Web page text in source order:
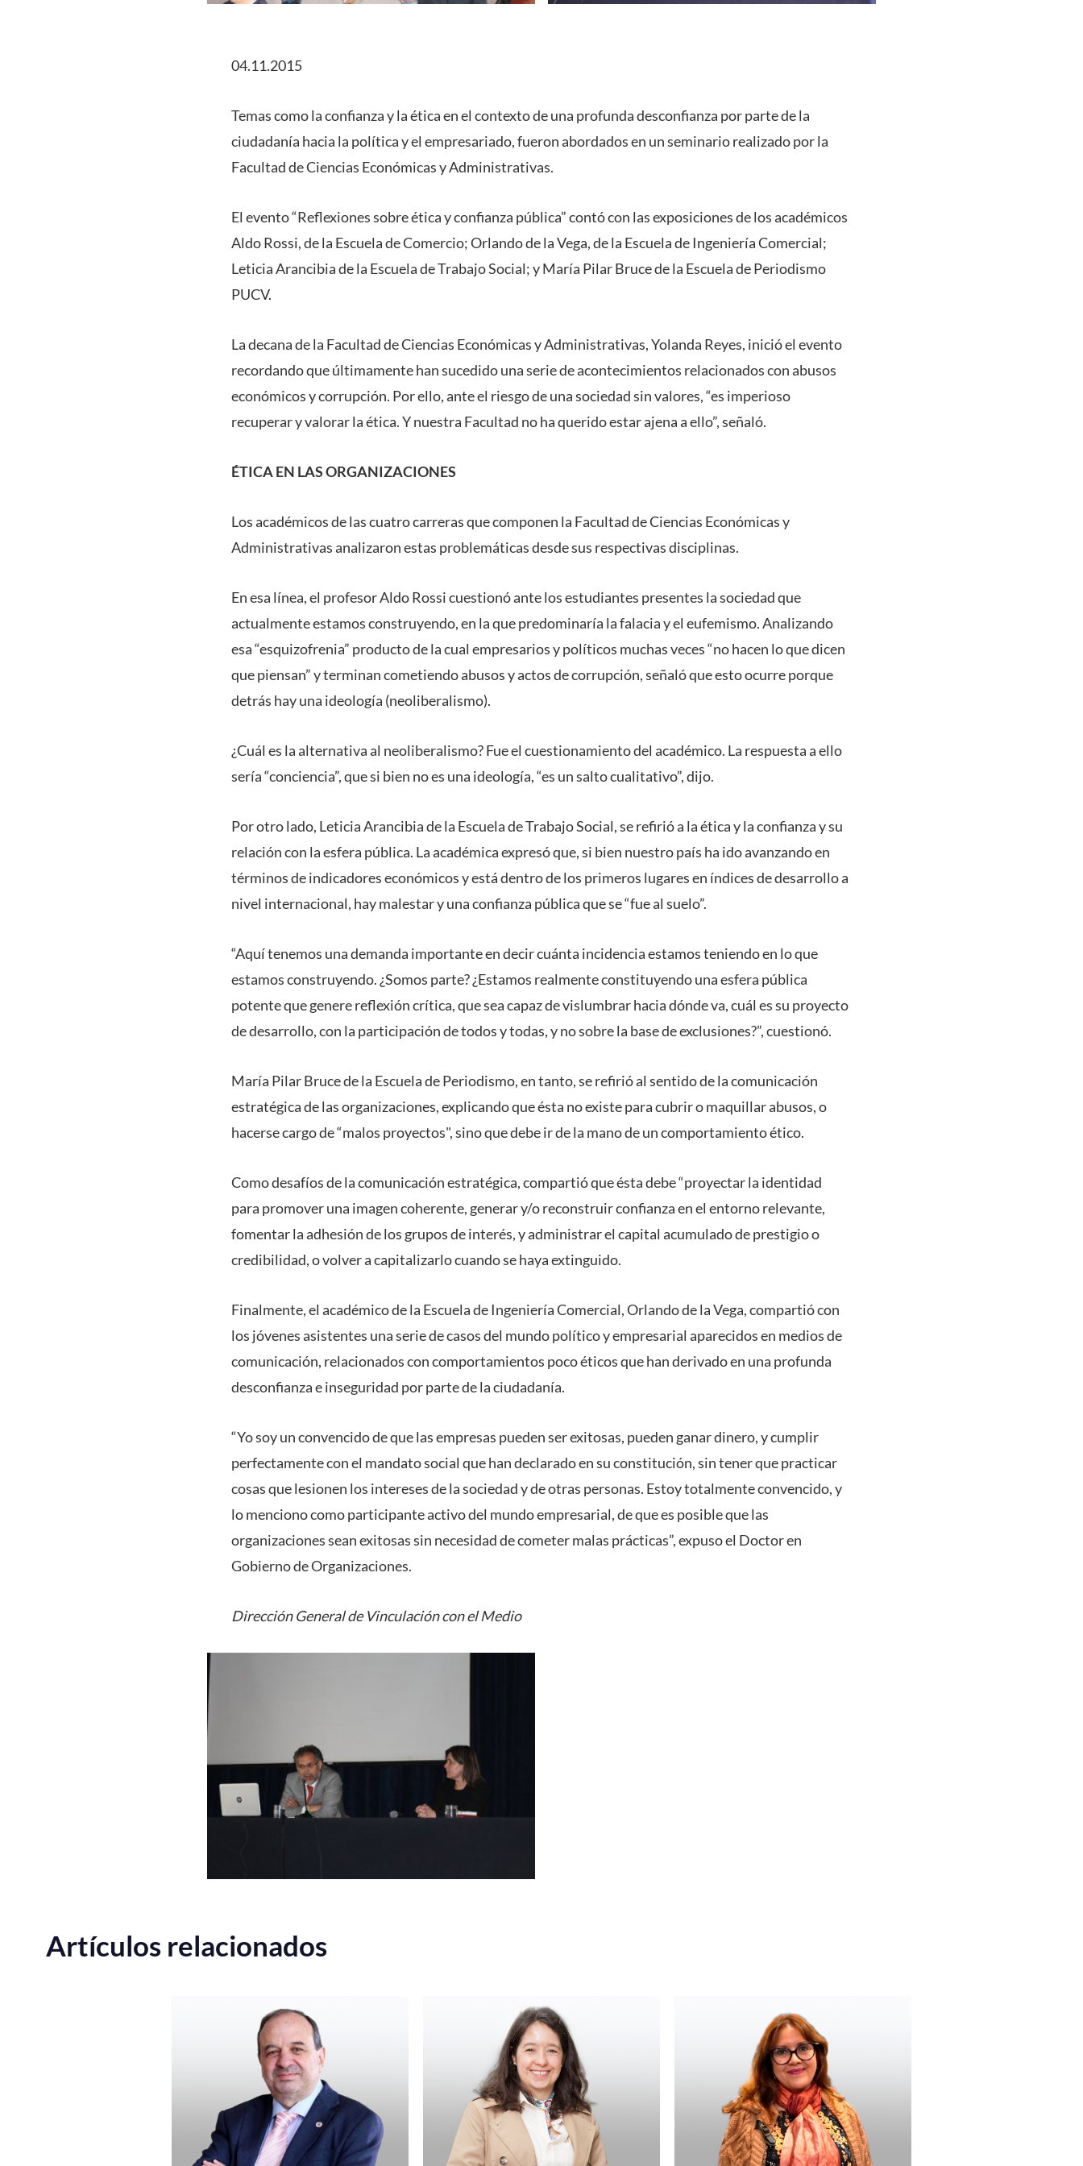
04.11.2015
Temas como la confianza y la ética en el contexto de una profunda desconfianza por parte de la
ciudadanía hacia la política y el empresariado, fueron abordados en un seminario realizado por la
Facultad de Ciencias Económicas y Administrativas.
El evento “Reflexiones sobre ética y confianza pública” contó con las exposiciones de los académicos
Aldo Rossi, de la Escuela de Comercio; Orlando de la Vega, de la Escuela de Ingeniería Comercial;
Leticia Arancibia de la Escuela de Trabajo Social; y María Pilar Bruce de la Escuela de Periodismo
PUCV.
La decana de la Facultad de Ciencias Económicas y Administrativas, Yolanda Reyes, inició el evento
recordando que últimamente han sucedido una serie de acontecimientos relacionados con abusos
económicos y corrupción. Por ello, ante el riesgo de una sociedad sin valores, “es imperioso
recuperar y valorar la ética. Y nuestra Facultad no ha querido estar ajena a ello”, señaló.
ÉTICA EN LAS ORGANIZACIONES
Los académicos de las cuatro carreras que componen la Facultad de Ciencias Económicas y
Administrativas analizaron estas problemáticas desde sus respectivas disciplinas.
En esa línea, el profesor Aldo Rossi cuestionó ante los estudiantes presentes la sociedad que
actualmente estamos construyendo, en la que predominaría la falacia y el eufemismo. Analizando
esa “esquizofrenia” producto de la cual empresarios y políticos muchas veces “no hacen lo que dicen
que piensan” y terminan cometiendo abusos y actos de corrupción, señaló que esto ocurre porque
detrás hay una ideología (neoliberalismo).
¿Cuál es la alternativa al neoliberalismo? Fue el cuestionamiento del académico. La respuesta a ello
sería “conciencia”, que si bien no es una ideología, “es un salto cualitativo”, dijo.
Por otro lado, Leticia Arancibia de la Escuela de Trabajo Social, se refirió a la ética y la confianza y su
relación con la esfera pública. La académica expresó que, si bien nuestro país ha ido avanzando en
términos de indicadores económicos y está dentro de los primeros lugares en índices de desarrollo a
nivel internacional, hay malestar y una confianza pública que se “fue al suelo”.
“Aquí tenemos una demanda importante en decir cuánta incidencia estamos teniendo en lo que
estamos construyendo. ¿Somos parte? ¿Estamos realmente constituyendo una esfera pública
potente que genere reflexión crítica, que sea capaz de vislumbrar hacia dónde va, cuál es su proyecto
de desarrollo, con la participación de todos y todas, y no sobre la base de exclusiones?”, cuestionó.
María Pilar Bruce de la Escuela de Periodismo, en tanto, se refirió al sentido de la comunicación
estratégica de las organizaciones, explicando que ésta no existe para cubrir o maquillar abusos, o
hacerse cargo de “malos proyectos", sino que debe ir de la mano de un comportamiento ético.
Como desafíos de la comunicación estratégica, compartió que ésta debe “proyectar la identidad
para promover una imagen coherente, generar y/o reconstruir confianza en el entorno relevante,
fomentar la adhesión de los grupos de interés, y administrar el capital acumulado de prestigio o
credibilidad, o volver a capitalizarlo cuando se haya extinguido.
Finalmente, el académico de la Escuela de Ingeniería Comercial, Orlando de la Vega, compartió con
los jóvenes asistentes una serie de casos del mundo político y empresarial aparecidos en medios de
comunicación, relacionados con comportamientos poco éticos que han derivado en una profunda
desconfianza e inseguridad por parte de la ciudadanía.
“Yo soy un convencido de que las empresas pueden ser exitosas, pueden ganar dinero, y cumplir
perfectamente con el mandato social que han declarado en su constitución, sin tener que practicar
cosas que lesionen los intereses de la sociedad y de otras personas. Estoy totalmente convencido, y
lo menciono como participante activo del mundo empresarial, de que es posible que las
organizaciones sean exitosas sin necesidad de cometer malas prácticas”, expuso el Doctor en
Gobierno de Organizaciones.
Dirección General de Vinculación con el Medio
Artículos relacionados